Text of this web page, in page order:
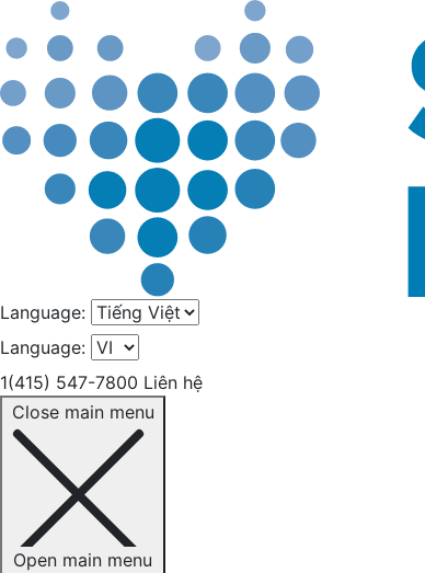
Language:
Language:
1(415) 547-7800 Liên hệ
Close main menu
Open main menu